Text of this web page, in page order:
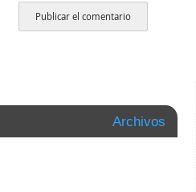
Archivos